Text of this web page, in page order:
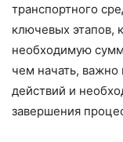
транспортного
ключевых этапов,
необходимую
чем начать, важно
действий и
завершения